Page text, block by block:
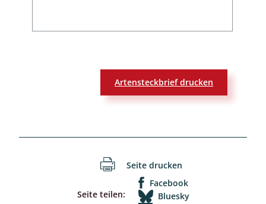
Artensteckbrief drucken
Seite drucken
Seite teilen:
Facebook
Bluesky